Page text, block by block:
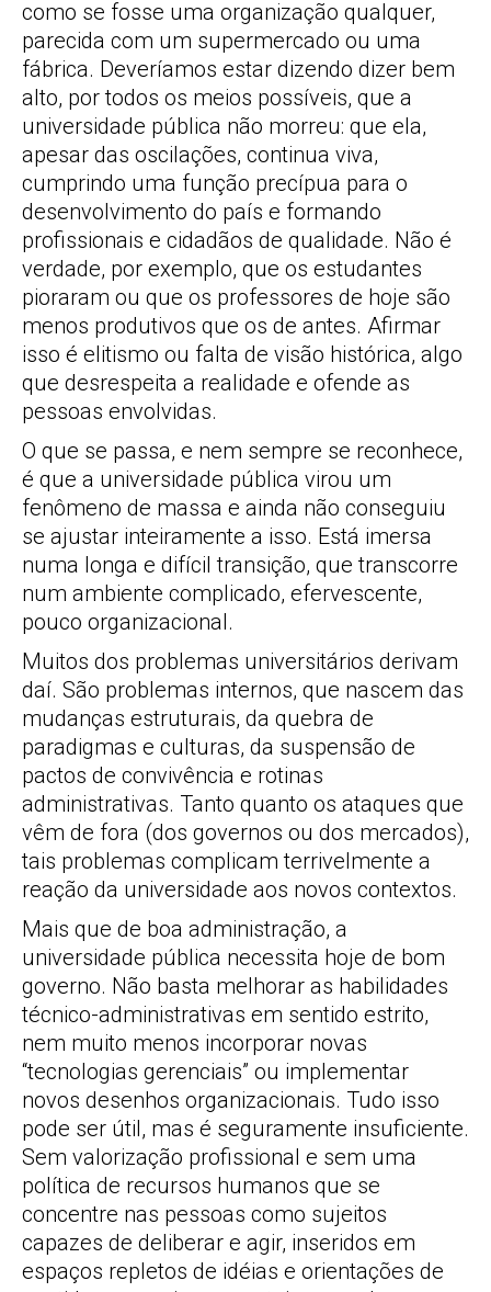
como se fosse uma organização qualquer,
parecida com um supermercado ou uma
fábrica. Deveríamos estar dizendo dizer bem
alto, por todos os meios possíveis, que a
universidade pública não morreu: que ela,
apesar das oscilações, continua viva,
cumprindo uma função precípua para o
desenvolvimento do país e formando
profissionais e cidadãos de qualidade. Não é
verdade, por exemplo, que os estudantes
pioraram ou que os professores de hoje são
menos produtivos que os de antes. Afirmar
isso é elitismo ou falta de visão histórica, algo
que desrespeita a realidade e ofende as
pessoas envolvidas.
O que se passa, e nem sempre se reconhece,
é que a universidade pública virou um
fenômeno de massa e ainda não conseguiu
se ajustar inteiramente a isso. Está imersa
numa longa e difícil transição, que transcorre
num ambiente complicado, efervescente,
pouco organizacional.
Muitos dos problemas universitários derivam
daí. São problemas internos, que nascem das
mudanças estruturais, da quebra de
paradigmas e culturas, da suspensão de
pactos de convivência e rotinas
administrativas. Tanto quanto os ataques que
vêm de fora (dos governos ou dos mercados),
tais problemas complicam terrivelmente a
reação da universidade aos novos contextos.
Mais que de boa administração, a
universidade pública necessita hoje de bom
governo. Não basta melhorar as habilidades
técnico-administrativas em sentido estrito,
nem muito menos incorporar novas
“tecnologias gerenciais” ou implementar
novos desenhos organizacionais. Tudo isso
pode ser útil, mas é seguramente insuficiente.
Sem valorização profissional e sem uma
política de recursos humanos que se
concentre nas pessoas como sujeitos
capazes de deliberar e agir, inseridos em
espaços repletos de idéias e orientações de